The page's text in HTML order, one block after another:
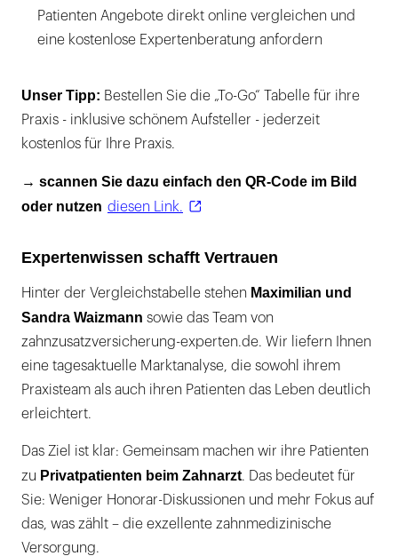
Patienten Angebote direkt online vergleichen und
eine kostenlose Expertenberatung anfordern
Unser Tipp: Bestellen Sie die „To-Go“ Tabelle für ihre
Praxis - inklusive schönem Aufsteller - jederzeit
kostenlos für Ihre Praxis.
→ scannen Sie dazu einfach den QR-Code im Bild
oder nutzen diesen Link.
Expertenwissen schafft Vertrauen
Hinter der Vergleichstabelle stehen Maximilian und
Sandra Waizmann sowie das Team von
zahnzusatzversicherung-experten.de. Wir liefern Ihnen
eine tagesaktuelle Marktanalyse, die sowohl ihrem
Praxisteam als auch ihren Patienten das Leben deutlich
erleichtert.
Das Ziel ist klar: Gemeinsam machen wir ihre Patienten
zu Privatpatienten beim Zahnarzt. Das bedeutet für
Sie: Weniger Honorar-Diskussionen und mehr Fokus auf
das, was zählt – die exzellente zahnmedizinische
Versorgung.